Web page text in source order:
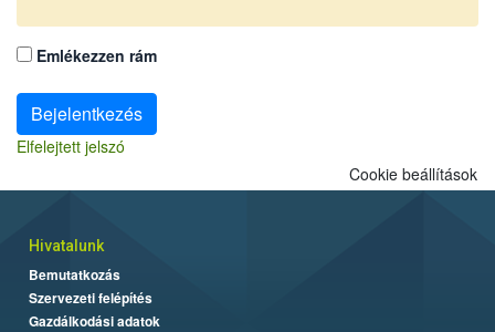
Emlékezzen rám
Bejelentkezés
Elfelejtett jelszó
Cookie beállítások
Hivatalunk
Bemutatkozás
Szervezeti felépítés
Gazdálkodási adatok